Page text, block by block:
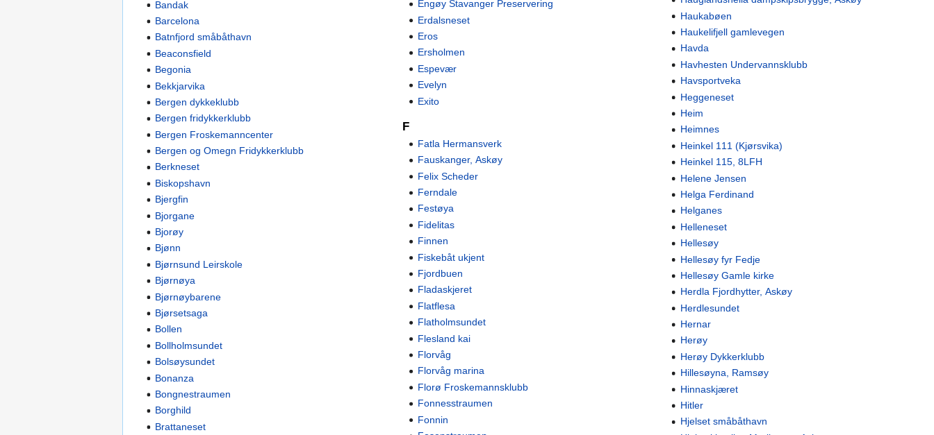
Bandak
Barcelona
Batnfjord småbåthavn
Beaconsfield
Begonia
Bekkjarvika
Bergen dykkeklubb
Bergen fridykkerklubb
Bergen Froskemanncenter
Bergen og Omegn Fridykkerklubb
Berkneset
Biskopshavn
Bjergfin
Bjorgane
Bjorøy
Bjønn
Bjørnsund Leirskole
Bjørnøya
Bjørnøybarene
Bjørsetsaga
Bollen
Bollholmsundet
Bolsøysundet
Bonanza
Bongnestraumen
Borghild
Brattaneset
Engøy Stavanger Preservering
Erdalsneset
Eros
Ersholmen
Espevær
Evelyn
Exito
F
Fatla Hermansverk
Fauskanger, Askøy
Felix Scheder
Ferndale
Festøya
Fidelitas
Finnen
Fiskebåt ukjent
Fjordbuen
Fladaskjeret
Flatflesa
Flatholmsundet
Flesland kai
Florvåg
Florvåg marina
Florø Froskemannsklubb
Fonnesstraumen
Fonnin
Haukabøen
Haukelifjell gamlevegen
Havda
Havhesten Undervannsklubb
Havsportveka
Heggeneset
Heim
Heimnes
Heinkel 111 (Kjørsvika)
Heinkel 115, 8LFH
Helene Jensen
Helga Ferdinand
Helganes
Helleneset
Hellesøy
Hellesøy fyr Fedje
Hellesøy Gamle kirke
Herdla Fjordhytter, Askøy
Herdlesundet
Hernar
Herøy
Herøy Dykkerklubb
Hillesøyna, Ramsøy
Hinnaskjæret
Hitler
Hjelset småbåthavn